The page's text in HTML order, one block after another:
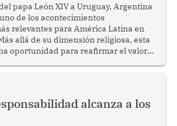
papa León XIV a Uruguay, Argentina
de los acontecimientos
relevantes para América Latina en
allá de su dimensión religiosa, esta
oportunidad para reafirmar el valor
materia de desarrollo, cohesión
alcanza a los